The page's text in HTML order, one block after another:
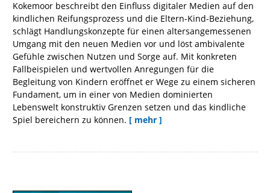
Kokemoor beschreibt den Einfluss digitaler Medien auf den
kindlichen Reifungsprozess und die Eltern-Kind-Beziehung,
schlägt Handlungskonzepte für einen altersangemessenen
Umgang mit den neuen Medien vor und löst ambivalente
Gefühle zwischen Nutzen und Sorge auf. Mit konkreten
Fallbeispielen und wertvollen Anregungen für die
Begleitung von Kindern eröffnet er Wege zu einem sicheren
Fundament, um in einer von Medien dominierten
Lebenswelt konstruktiv Grenzen setzen und das kindliche
Spiel bereichern zu können. [ mehr ]